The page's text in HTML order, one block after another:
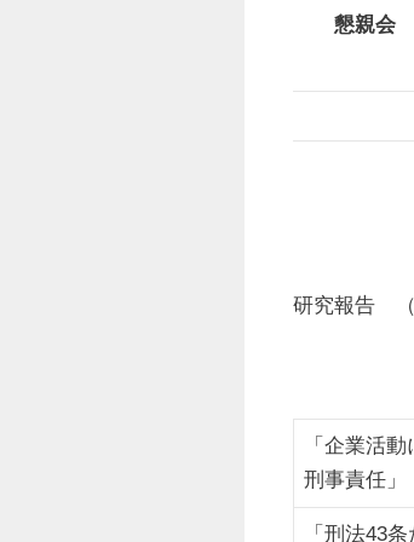
懇親会
研究報告
「企業活
刑事責任」
「刑法43